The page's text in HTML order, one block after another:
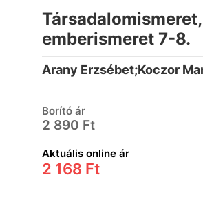
Társadalomismeret,
emberismeret 7-8.
Arany Erzsébet;Koczor
Borító ár
2 890 Ft
Aktuális online ár
2 168 Ft